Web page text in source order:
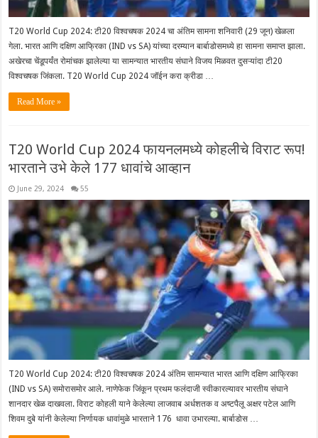
T20 World Cup 2024: टी20 विश्वचषक 2024 चा अंतिम सामना शनिवारी (29 जून) खेळला
गेला. भारत आणि दक्षिण आफ्रिका (IND vs SA) यांच्या दरम्यान बार्बाडोसमध्ये हा सामना समाप्त झाला.
अखेरचा चेंडूपर्यंत रोमांचक झालेल्या या सामन्यात भारतीय संघाने विजय मिळवत दुसऱ्यांदा टी20
विश्वचषक जिंकला. T20 World Cup 2024 जॉईन करा क्रीडा …
Read More »
T20 World Cup 2024 फायनलमध्ये कोहलीचे विराट रूप!
भारताने उभे केले 177 धावांचे आव्हान
June 29, 2024 55
T20 World Cup 2024: टी20 विश्वचषक 2024 अंतिम सामन्यात भारत आणि दक्षिण आफ्रिका
(IND vs SA) समोरासमोर आले. नाणेफेक जिंकून प्रथम फलंदाजी स्वीकारल्यावर भारतीय संघाने
शानदार खेळ दाखवला. विराट कोहली याने केलेल्या लाजवाब अर्धशतक व अष्टपैलू अक्षर पटेल आणि
शिवम दुबे यांनी केलेल्या निर्णायक धावांमुळे भारताने 176 धावा उभारल्या. बार्बाडोस …